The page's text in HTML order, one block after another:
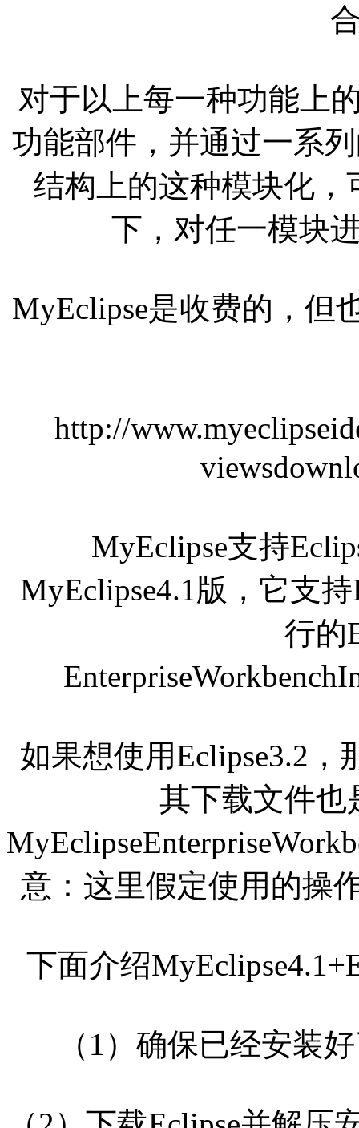
对于以上每一种功能上
功能部件，并通过一系
结构上的这种模块化
下，对任一模块
MyEclipse是收费的，但
http://
MyEclipse支持
MyEclipse4.1版，它支
行的
如果想使用Eclipse3.2，
其下载文件也
意：这里假定使用的操
下面介绍
（1）确保已经安装